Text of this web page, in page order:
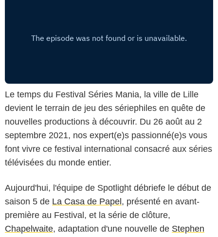
Le temps du Festival Séries Mania, la ville de Lille
devient le terrain de jeu des sériephiles en quête de
nouvelles productions à découvrir. Du 26 août au 2
septembre 2021, nos expert(e)s passionné(e)s vous
font vivre ce festival international consacré aux séries
télévisées du monde entier.
Aujourd'hui, l'équipe de Spotlight débriefe le début de
saison 5 de La Casa de Papel , présenté en avant-
première au Festival, et la série de clôture,
Chapelwaite, adaptation d'une nouvelle de Stephen